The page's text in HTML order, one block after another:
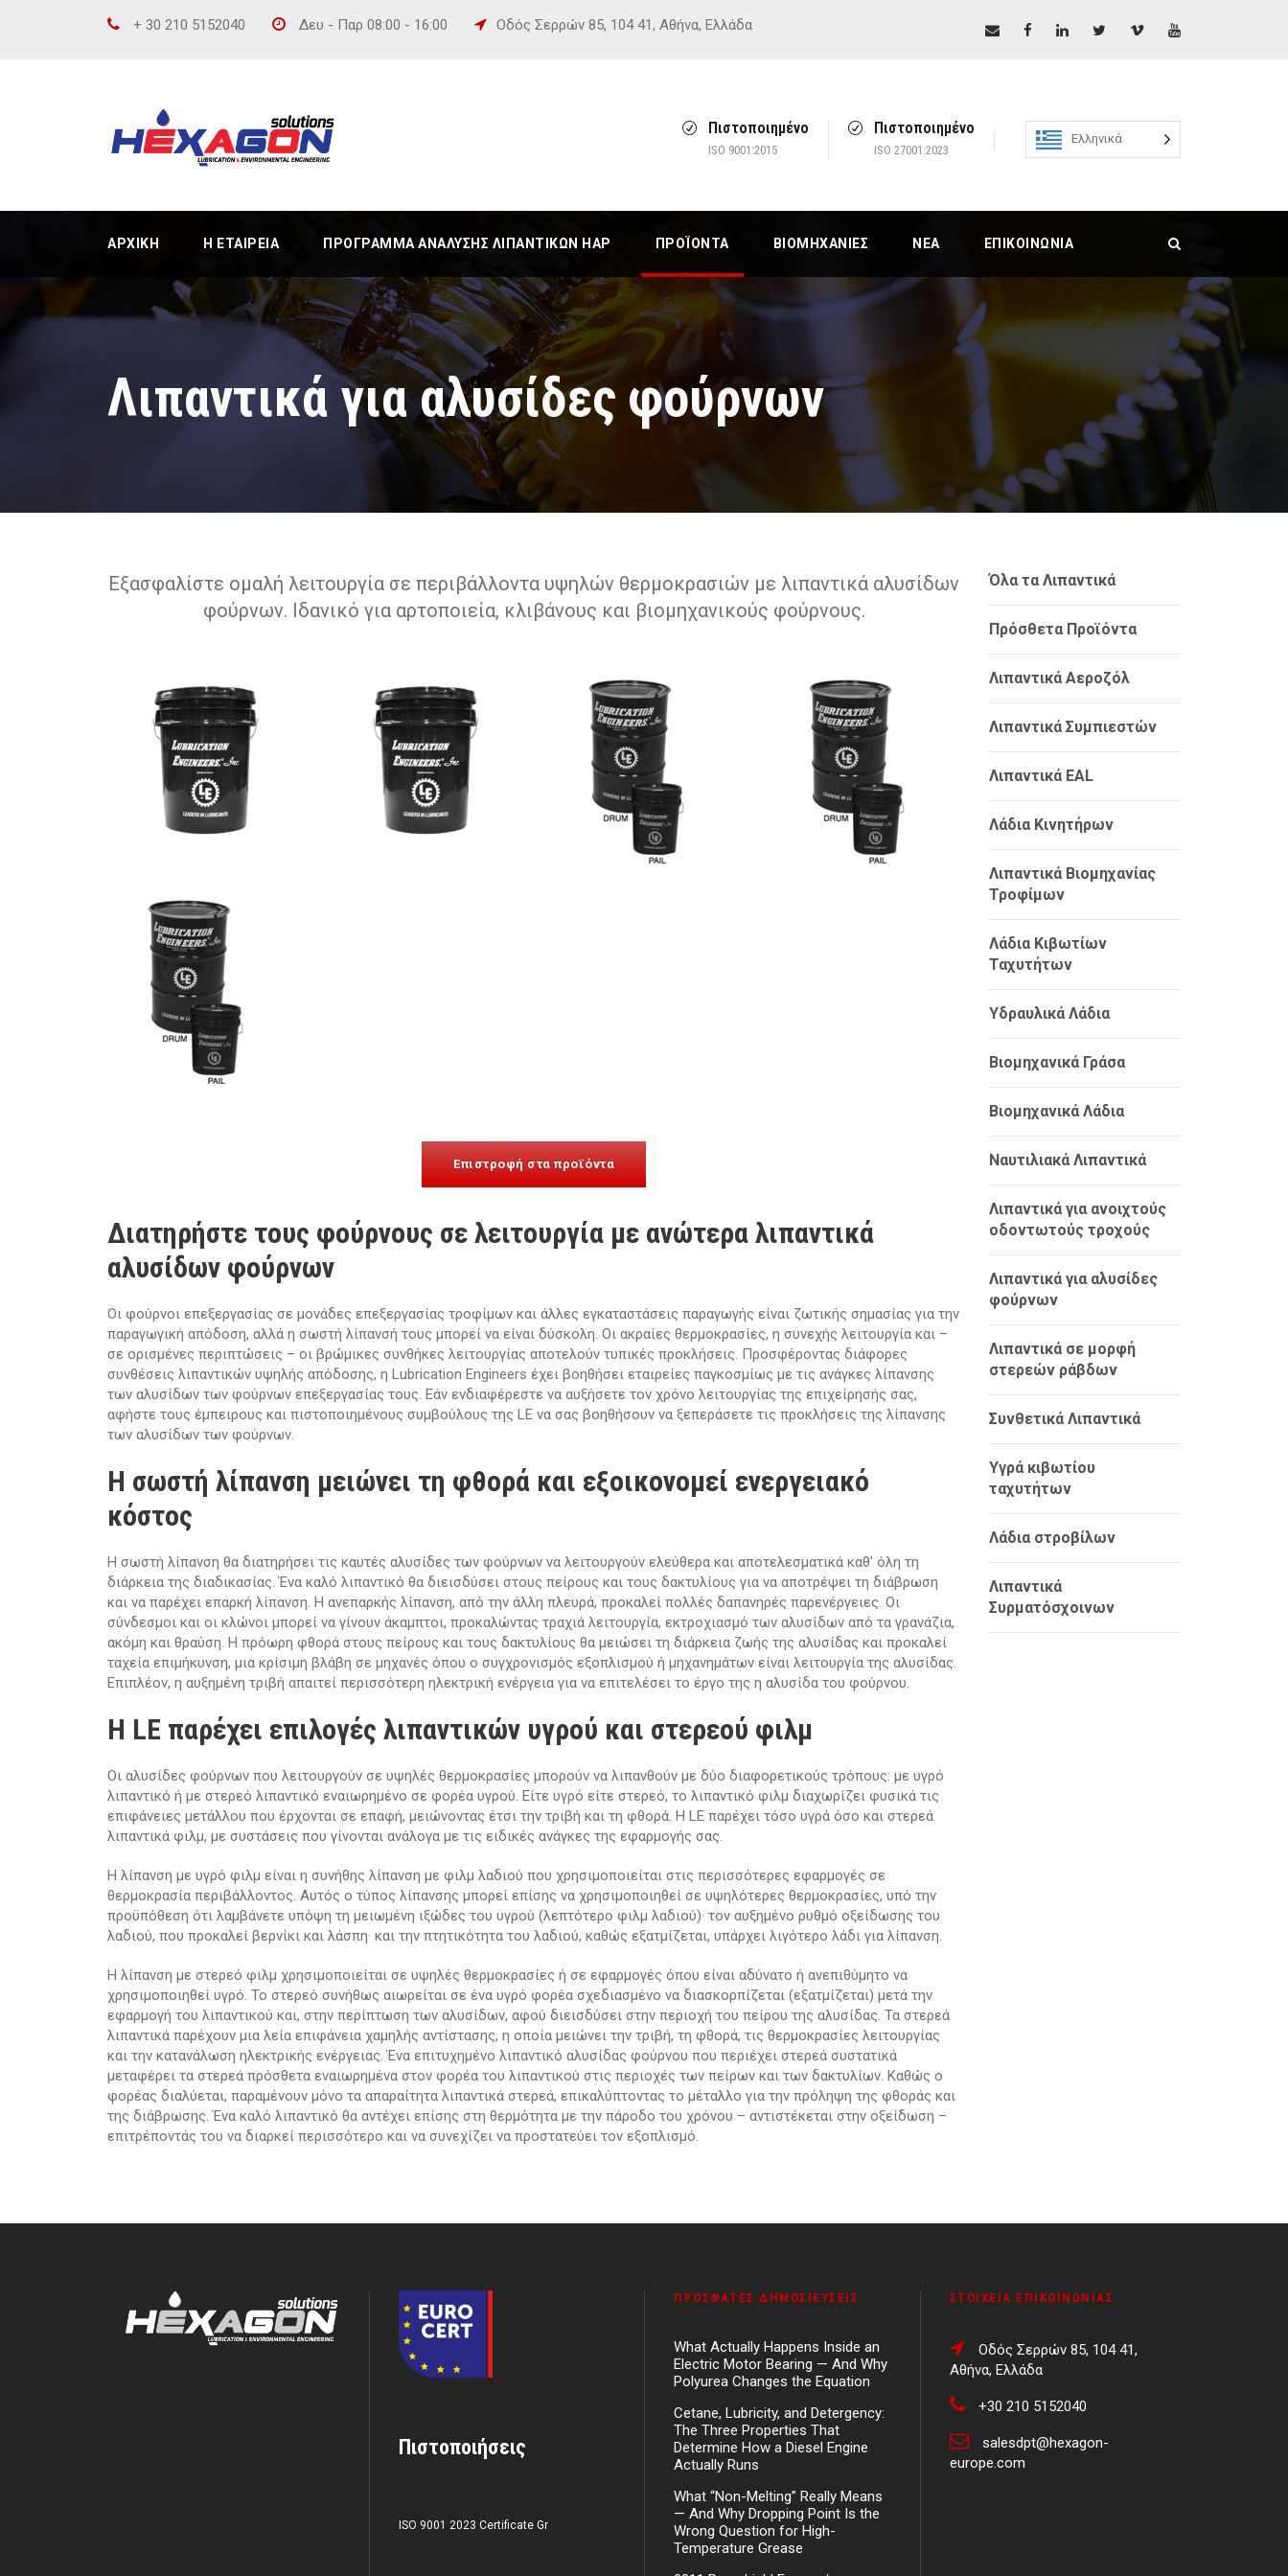
+ 30 210 5152040 Δευ - Παρ 08:00 - 16:00 Οδός Σερρών 85, 104 41, Αθήνα, Ελλάδα
Πιστοποιημένο
ISO 9001:2015
Πιστοποιημένο
ISO 27001:2023
Ελληνικά
ΑΡΧΙΚΉ Η ΕΤΑΙΡΕΊΑ ΠΡΌΓΡΑΜΜΑ ΑΝΆΛΥΣΗΣ ΛΙΠΑΝΤΙΚΏΝ HAP ΠΡΟΪΌΝΤΑ ΒΙΟΜΗΧΑΝΊΕΣ ΝΈΑ ΕΠΙΚΟΙΝΩΝΊΑ
Λιπαντικά για αλυσίδες φούρνων
Εξασφαλίστε ομαλή λειτουργία σε περιβάλλοντα υψηλών θερμοκρασιών με λιπαντικά αλυσίδων
φούρνων. Ιδανικό για αρτοποιεία, κλιβάνους και βιομηχανικούς φούρνους.
Επιστροφή στα προϊόντα
Διατηρήστε τους φούρνους σε λειτουργία με ανώτερα λιπαντικά
αλυσίδων φούρνων
Οι φούρνοι επεξεργασίας σε μονάδες επεξεργασίας τροφίμων και άλλες εγκαταστάσεις παραγωγής είναι ζωτικής σημασίας για την
παραγωγική απόδοση, αλλά η σωστή λίπανσή τους μπορεί να είναι δύσκολη. Οι ακραίες θερμοκρασίες, η συνεχής λειτουργία και –
σε ορισμένες περιπτώσεις – οι βρώμικες συνθήκες λειτουργίας αποτελούν τυπικές προκλήσεις. Προσφέροντας διάφορες
συνθέσεις λιπαντικών υψηλής απόδοσης, η Lubrication Engineers έχει βοηθήσει εταιρείες παγκοσμίως με τις ανάγκες λίπανσης
των αλυσίδων των φούρνων επεξεργασίας τους. Εάν ενδιαφέρεστε να αυξήσετε τον χρόνο λειτουργίας της επιχείρησής σας,
αφήστε τους έμπειρους και πιστοποιημένους συμβούλους της LE να σας βοηθήσουν να ξεπεράσετε τις προκλήσεις της λίπανσης
των αλυσίδων των φούρνων.
Η σωστή λίπανση μειώνει τη φθορά και εξοικονομεί ενεργειακό
κόστος
Η σωστή λίπανση θα διατηρήσει τις καυτές αλυσίδες των φούρνων να λειτουργούν ελεύθερα και αποτελεσματικά καθ' όλη τη
διάρκεια της διαδικασίας. Ένα καλό λιπαντικό θα διεισδύσει στους πείρους και τους δακτυλίους για να αποτρέψει τη διάβρωση
και να παρέχει επαρκή λίπανση. Η ανεπαρκής λίπανση, από την άλλη πλευρά, προκαλεί πολλές δαπανηρές παρενέργειες. Οι
σύνδεσμοι και οι κλώνοι μπορεί να γίνουν άκαμπτοι, προκαλώντας τραχιά λειτουργία, εκτροχιασμό των αλυσίδων από τα γρανάζια,
ακόμη και θραύση. Η πρόωρη φθορά στους πείρους και τους δακτυλίους θα μειώσει τη διάρκεια ζωής της αλυσίδας και προκαλεί
ταχεία επιμήκυνση, μια κρίσιμη βλάβη σε μηχανές όπου ο συγχρονισμός εξοπλισμού ή μηχανημάτων είναι λειτουργία της αλυσίδας.
Επιπλέον, η αυξημένη τριβή απαιτεί περισσότερη ηλεκτρική ενέργεια για να επιτελέσει το έργο της η αλυσίδα του φούρνου.
Η LE παρέχει επιλογές λιπαντικών υγρού και στερεού φιλμ
Οι αλυσίδες φούρνων που λειτουργούν σε υψηλές θερμοκρασίες μπορούν να λιπανθούν με δύο διαφορετικούς τρόπους: με υγρό
λιπαντικό ή με στερεό λιπαντικό εναιωρημένο σε φορέα υγρού. Είτε υγρό είτε στερεό, το λιπαντικό φιλμ διαχωρίζει φυσικά τις
επιφάνειες μετάλλου που έρχονται σε επαφή, μειώνοντας έτσι την τριβή και τη φθορά. Η LE παρέχει τόσο υγρά όσο και στερεά
λιπαντικά φιλμ, με συστάσεις που γίνονται ανάλογα με τις ειδικές ανάγκες της εφαρμογής σας.
Η λίπανση με υγρό φιλμ είναι η συνήθης λίπανση με φιλμ λαδιού που χρησιμοποιείται στις περισσότερες εφαρμογές σε
θερμοκρασία περιβάλλοντος. Αυτός ο τύπος λίπανσης μπορεί επίσης να χρησιμοποιηθεί σε υψηλότερες θερμοκρασίες, υπό την
προϋπόθεση ότι λαμβάνετε υπόψη τη μειωμένη ιξώδες του υγρού (λεπτότερο φιλμ λαδιού)· τον αυξημένο ρυθμό οξείδωσης του
λαδιού, που προκαλεί βερνίκι και λάσπη· και την πτητικότητα του λαδιού, καθώς εξατμίζεται, υπάρχει λιγότερο λάδι για λίπανση.
Η λίπανση με στερεό φιλμ χρησιμοποιείται σε υψηλές θερμοκρασίες ή σε εφαρμογές όπου είναι αδύνατο ή ανεπιθύμητο να
χρησιμοποιηθεί υγρό. Το στερεό συνήθως αιωρείται σε ένα υγρό φορέα σχεδιασμένο να διασκορπίζεται (εξατμίζεται) μετά την
εφαρμογή του λιπαντικού και, στην περίπτωση των αλυσίδων, αφού διεισδύσει στην περιοχή του πείρου της αλυσίδας. Τα στερεά
λιπαντικά παρέχουν μια λεία επιφάνεια χαμηλής αντίστασης, η οποία μειώνει την τριβή, τη φθορά, τις θερμοκρασίες λειτουργίας
και την κατανάλωση ηλεκτρικής ενέργειας. Ένα επιτυχημένο λιπαντικό αλυσίδας φούρνου που περιέχει στερεά συστατικά
μεταφέρει τα στερεά πρόσθετα εναιωρημένα στον φορέα του λιπαντικού στις περιοχές των πείρων και των δακτυλίων. Καθώς ο
φορέας διαλύεται, παραμένουν μόνο τα απαραίτητα λιπαντικά στερεά, επικαλύπτοντας το μέταλλο για την πρόληψη της φθοράς και
της διάβρωσης. Ένα καλό λιπαντικό θα αντέχει επίσης στη θερμότητα με την πάροδο του χρόνου – αντιστέκεται στην οξείδωση –
επιτρέποντάς του να διαρκεί περισσότερο και να συνεχίζει να προστατεύει τον εξοπλισμό.
Όλα τα Λιπαντικά
Πρόσθετα Προϊόντα
Λιπαντικά Αεροζόλ
Λιπαντικά Συμπιεστών
Λιπαντικά EAL
Λάδια Κινητήρων
Λιπαντικά Βιομηχανίας
Τροφίμων
Λάδια Κιβωτίων
Ταχυτήτων
Υδραυλικά Λάδια
Βιομηχανικά Γράσα
Βιομηχανικά Λάδια
Ναυτιλιακά Λιπαντικά
Λιπαντικά για ανοιχτούς
οδοντωτούς τροχούς
Λιπαντικά για αλυσίδες
φούρνων
Λιπαντικά σε μορφή
στερεών ράβδων
Συνθετικά Λιπαντικά
Υγρά κιβωτίου
ταχυτήτων
Λάδια στροβίλων
Λιπαντικά
Συρματόσχοινων
Πιστοποιήσεις
ISO 9001 2023 Certificate Gr
ΠΡΌΣΦΑΤΕΣ ΔΗΜΟΣΙΕΎΣΕΙΣ
What Actually Happens Inside an
Electric Motor Bearing — And Why
Polyurea Changes the Equation
Cetane, Lubricity, and Detergency:
The Three Properties That
Determine How a Diesel Engine
Actually Runs
What “Non-Melting” Really Means
— And Why Dropping Point Is the
Wrong Question for High-
Temperature Grease
ΣΤΟΙΧΕΊΑ ΕΠΙΚΟΙΝΩΝΊΑΣ
Οδός Σερρών 85, 104 41,
Αθήνα, Ελλάδα
+30 210 5152040
salesdpt@hexagon-
europe.com